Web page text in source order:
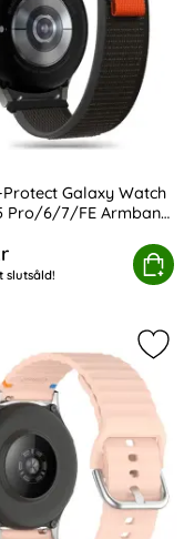
Armband Silikon
Protect Galaxy Watch
Pro/6/7/FE Armband
slutsåld!
Köp
Watch 4/5/
Protect Galaxy